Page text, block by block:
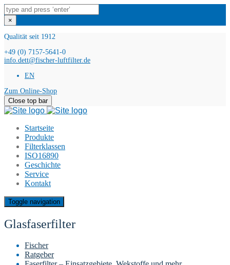
×
Qualität seit 1912
+49 (0) 7157-5641-0
info.dett@fischer-luftfilter.de
EN
Zum Online-Shop
Close top bar
Startseite
Produkte
Filterklassen
ISO16890
Geschichte
Service
Kontakt
Toggle navigation
Glasfaserfilter
Fischer
Ratgeber